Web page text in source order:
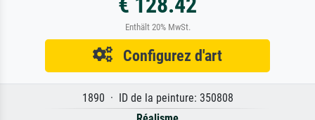
Enthält 20% MwSt.
Configurez d'art
1890 · ID de la peinture: 350808